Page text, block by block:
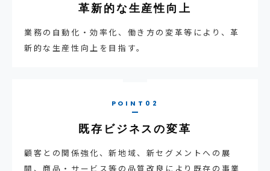
革新的な生産性向上
業務の自動化・効率化、働き方の変革等により、革
新的な生産性向上を目指す。
既存ビジネスの変革
顧客との関係強化、新地域、新セグメントへの展
開、商品・サービス等の品質改良により既存の事業